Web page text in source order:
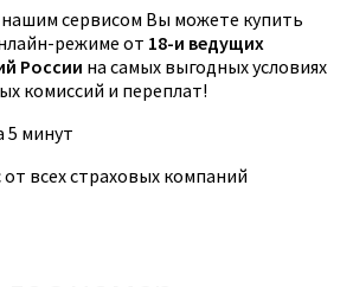
сервисом Вы можете купить
режиме от 18-и ведущих
России на самых выгодных условиях
комиссий и переплат!
минут
всех страховых компаний